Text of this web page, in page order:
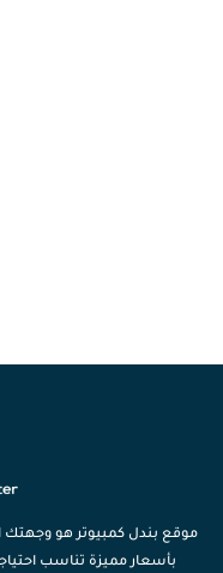
موقع بندل كمبيوتر هو وجهتك
بأسعار مميزة تناسب